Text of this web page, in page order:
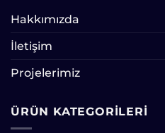
Hakkımızda
İletişim
Projelerimiz
ÜRÜN KATEGORILERI